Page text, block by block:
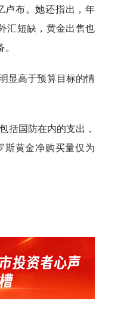
卢布。她还指出，年
汇短缺，黄金出售也
显高于预算目标的情
括国防在内的支出，
斯黄金净购买量仅为